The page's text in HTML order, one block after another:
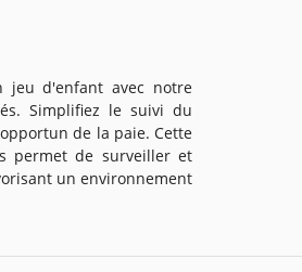
jeu d'enfant avec notre
Simplifiez le suivi du
de la paie. Cette
permet de surveiller et
un environnement